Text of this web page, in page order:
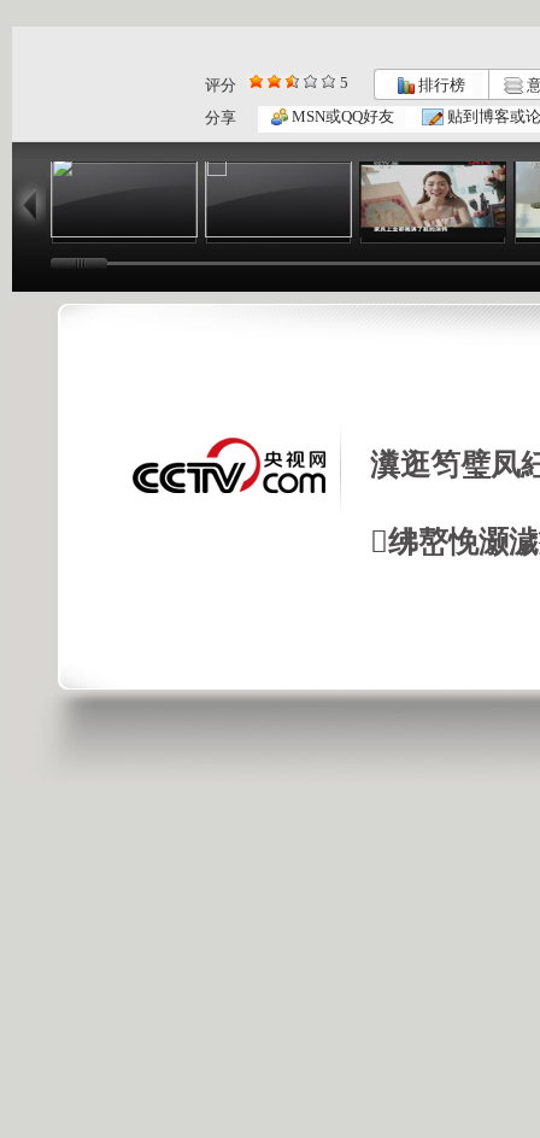
评分 5 排行榜
分享
MSN或QQ好友 贴到博客或
01:34
大仓库 酷...
11:58
大仓库 我...
14:38
瀵逛笉璧凤
绋嶅悗灏